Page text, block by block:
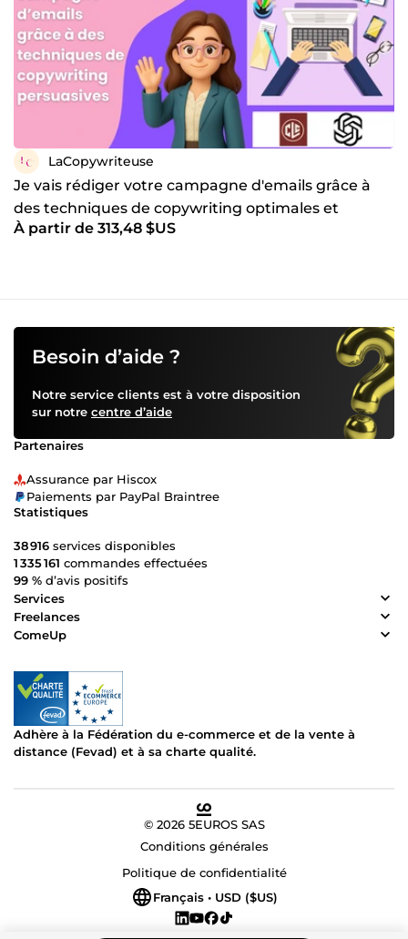
ma plume au service de votre vision pour créer un impact
durable et mémorable. Parce qu’un mot juste peut tout
changer, écrivons cette transformation ensemble.
Contactez-moi dés maintenant, par message 📩 ou par
appel 📞, et discutant le prochain projet pour éclater vos
prochaines ventes.
LaCopywriteuse
Je vais rédiger votre campagne d'emails grâce à
des techniques de copywriting optimales et
persuasives
À partir de 313,48 $US
Besoin d’aide ?
Notre service clients est à votre disposition
sur notre centre d’aide
Partenaires
Assurance par Hiscox
Paiements par PayPal Braintree
Statistiques
38 916 services disponibles
1 335 161 commandes effectuées
99 % d’avis positifs
Services
Freelances
ComeUp
Adhère à la Fédération du e-commerce et de la vente à
distance (Fevad) et à sa charte qualité.
© 2026 5EUROS SAS
Conditions générales
Politique de confidentialité
Français • USD ($US)